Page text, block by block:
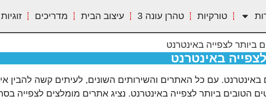
טורקיות טהרן עונה 3 עיצוב הבית מדריכים זוגיות
ביותר לצפייה באינטרנט
באינטרנט
עם כל האתרים והשירותים השונים, לעיתים קשה להבין
הטובים ביותר לצפייה באינטרנט. נציג אתרים מומלצים לצפייה